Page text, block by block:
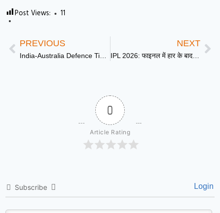
Post Views: 11
PREVIOUS NEXT
IPL 2026: फाइनल में हार के बाद Gujarat Titans की टीम बस में लगी आग, बाल-बाल बचे खिलाड़ी
0
Article Rating
Subscribe Login